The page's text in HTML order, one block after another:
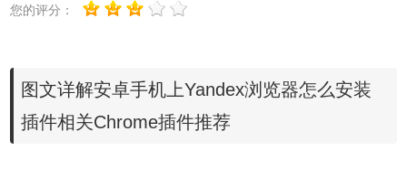
点击添加扩展程序，开始自动下载，稍等下载完毕自动安装
成功。
您的评分：
图文详解安卓手机上Yandex浏览器怎么安装
插件相关Chrome插件推荐